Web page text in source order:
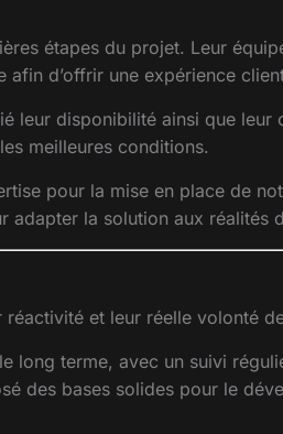
étapes du projet. Leur
d’offrir une expérience
leur disponibilité ainsi que
meilleures conditions.
pour la mise en place de
la solution aux réalités
et leur réelle volonté
long terme, avec un suivi
des bases solides pour le